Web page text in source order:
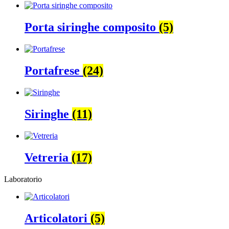
Porta siringhe composito (5)
Portafrese (24)
Siringhe (11)
Vetreria (17)
Laboratorio
Articolatori (5)